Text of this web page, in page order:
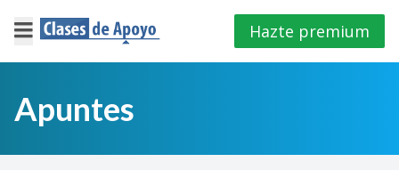
×
sesión
Hazte premium
Apuntes